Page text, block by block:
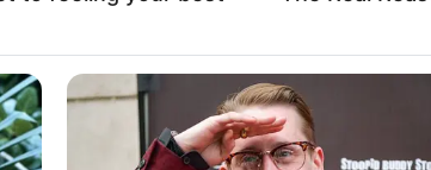
митник користується столичною квартирою